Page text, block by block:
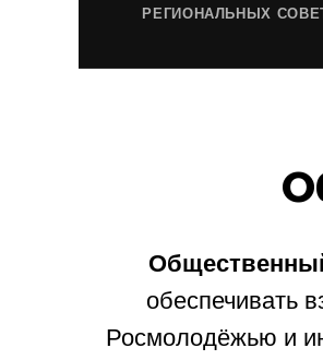
РЕГИОНАЛЬНЫХ
обеспечивать
Росмолодёжью и